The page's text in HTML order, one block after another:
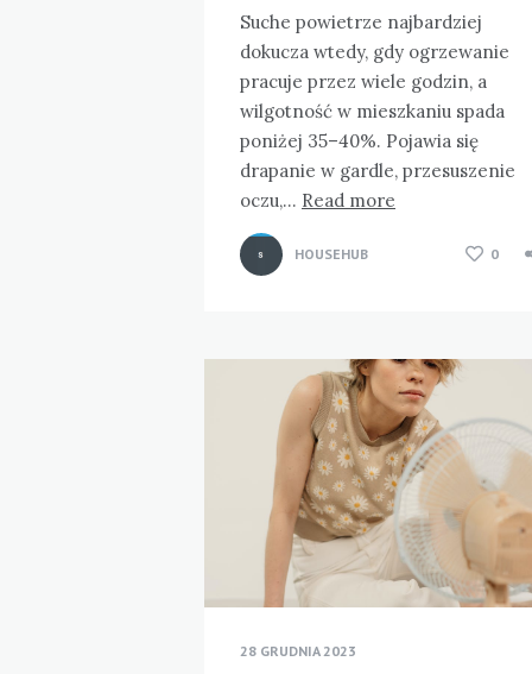
Suche powietrze najbardziej
dokucza wtedy, gdy ogrzewanie
pracuje przez wiele godzin, a
wilgotność w mieszkaniu spada
poniżej 35–40%. Pojawia się
drapanie w gardle, przesuszenie
oczu,… Read more
HOUSEHUB 0
28 GRUDNIA 2023